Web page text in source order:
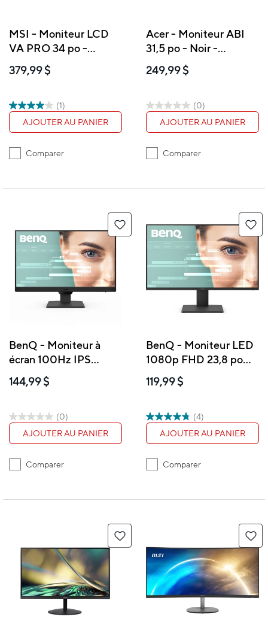
MSI - Moniteur LCD
VA PRO 34 po -
Résolution 3440 x
1440 - Blanc -
379,99 $
(1)
AJOUTER AU PANIER
Comparer
Acer - Moniteur ABI
31,5 po - Noir -
SA322Q
249,99 $
(0)
AJOUTER AU PANIER
Comparer
BenQ - Moniteur à
écran 100Hz IPS
1080P 23,8 po 99 %
sRVB - GW2490
144,99 $
(0)
AJOUTER AU PANIER
Comparer
BenQ - Moniteur LED
1080p FHD 23,8 po
IPS 100 Hz - GW2491
119,99 $
(4)
AJOUTER AU PANIER
Comparer